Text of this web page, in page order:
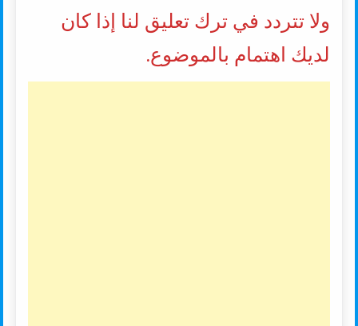
ولا تتردد في ترك تعليق لنا إذا كان
لديك اهتمام بالموضوع.